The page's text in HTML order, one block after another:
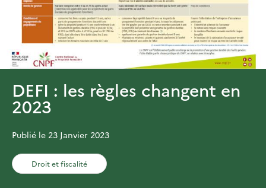
DEFI : les règles changent en
2023
Publié le 23 Janvier 2023
Droit et fiscalité